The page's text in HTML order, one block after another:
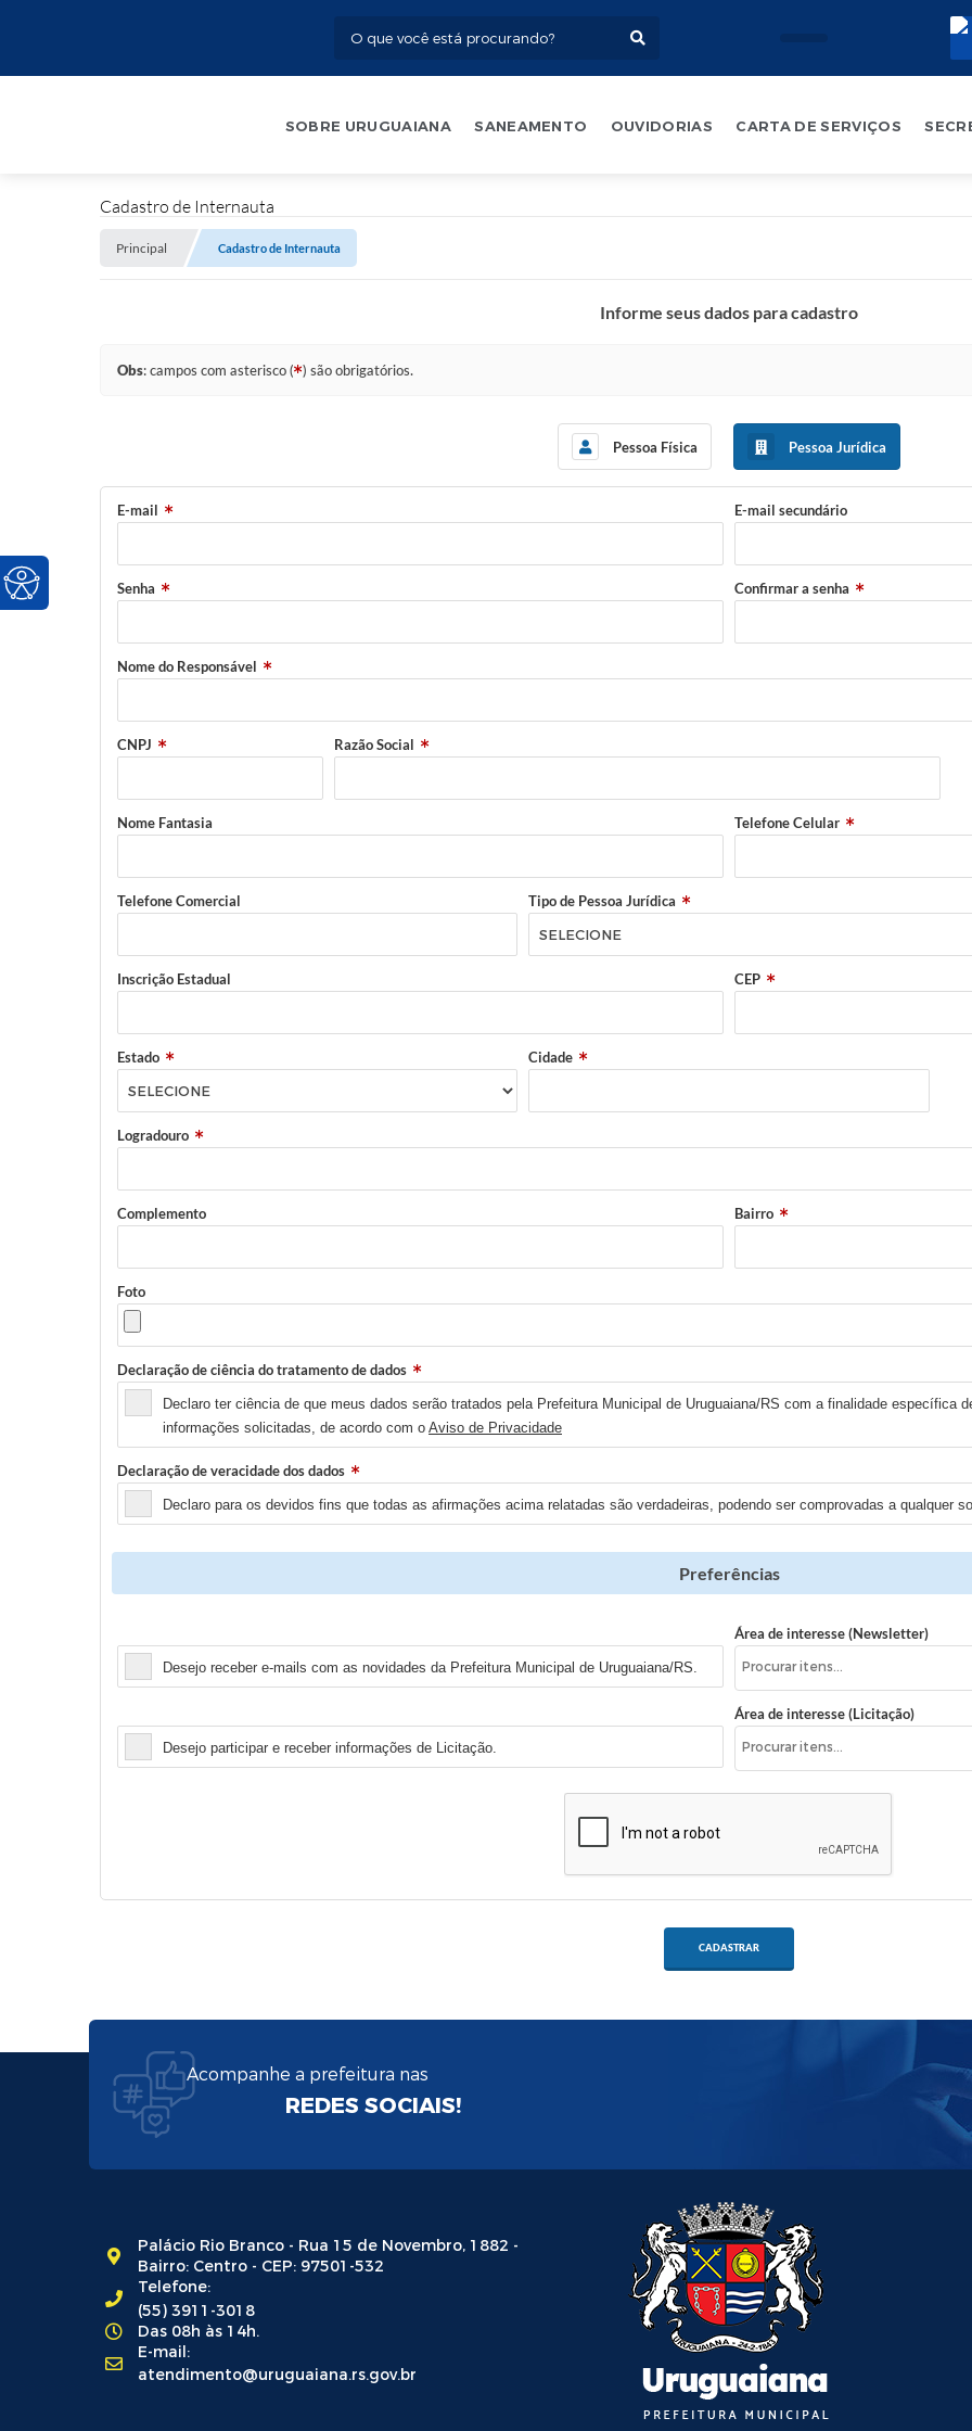
SOBRE URUGUAIANA SANEAMENTO OUVIDORIAS CARTA DE SERVIÇOS
Cadastro de Internauta
Principal Cadastro de Internauta
Informe seus dados para cadastro
Obs: campos com asterisco ( ) são obrigatórios.
Pessoa Física Pessoa Jurídica
E-mail E-mail secundário
Senha Confirmar a senha
Nome do Responsável
CNPJ Razão Social
Nome Fantasia Telefone Celular
Telefone Comercial Tipo de Pessoa Jurídica
Inscrição Estadual CEP
Estado Cidade
Logradouro
Complemento Bairro
Foto
Declaração de ciência do tratamento de dados
Declaro ter ciência de que meus dados serão tratados pela Prefeitura Municipal de Uruguaiana/RS com a finalidade específica
informações solicitadas, de acordo com o Aviso de Privacidade
Declaração de veracidade dos dados
Declaro para os devidos fins que todas as afirmações acima relatadas são verdadeiras, podendo ser comprovadas a qualquer
Preferências
Desejo receber e-mails com as novidades da Prefeitura Municipal de Uruguaiana/RS.
Área de interesse (Newsletter)
Desejo participar e receber informações de Licitação.
Área de interesse (Licitação)
CADASTRAR
Acompanhe a prefeitura nas
REDES SOCIAIS!
Palácio Rio Branco - Rua 15 de Novembro, 1882 -
Bairro: Centro - CEP: 97501-532
Telefone:
(55) 3911-3018
Das 08h às 14h.
E-mail:
atendimento@uruguaiana.rs.gov.br